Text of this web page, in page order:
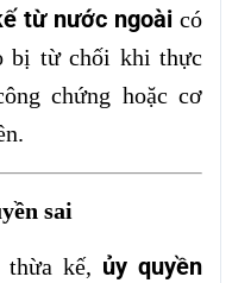
từ nước ngoàicó
bị từ chối khi thực
chứng hoặc cơ
sai
kế, ủy quyền